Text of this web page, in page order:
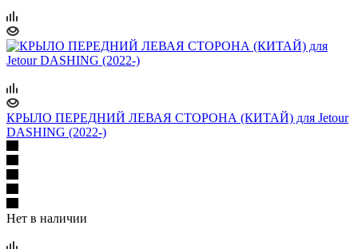
КРЫЛО ПЕРЕДНИЙ ЛЕВАЯ СТОРОНА (КИТАЙ) для Jetour
DASHING (2022-)
Нет в наличии